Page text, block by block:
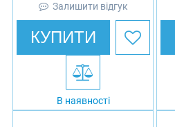
Залишити відгук
КУПИТИ
В наявності